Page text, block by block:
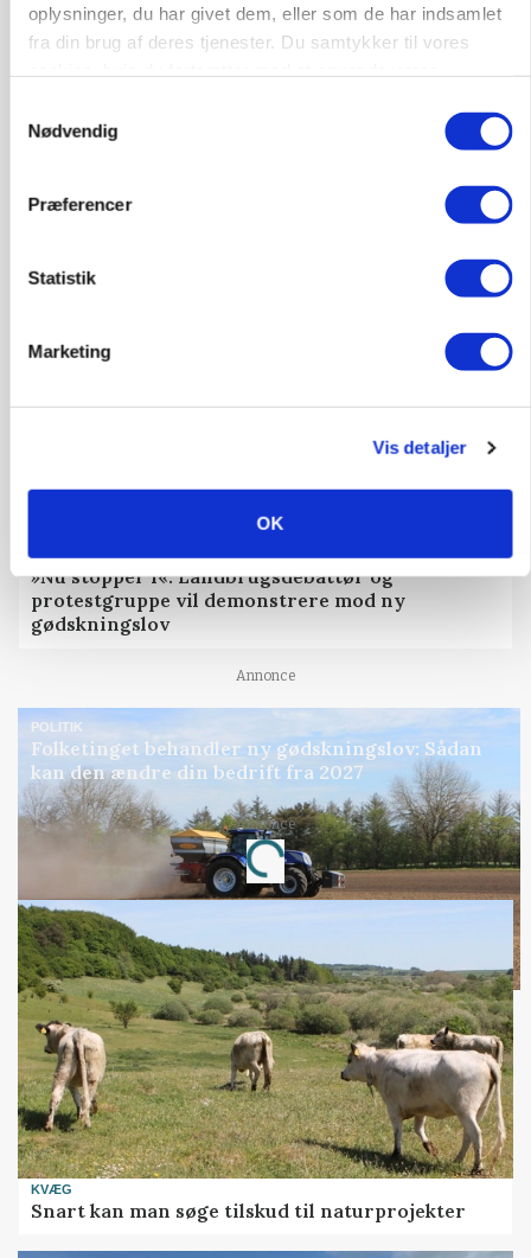
oplysninger, du har givet dem, eller som de har indsamlet
fra din brug af deres tjenester. Du samtykker til vores
Nødvendig
Præferencer
Statistik
Marketing
Vis detaljer
OK
POLITIK
»Nu stopper I«: Landbrugsdebattør og
protestgruppe vil demonstrere mod ny
gødskningslov
Annonce
POLITIK
Folketinget behandler ny gødskningslov: Sådan
kan den ændre din bedrift fra 2027
Annonce
Loading...
KVÆG
Snart kan man søge tilskud til naturprojekter